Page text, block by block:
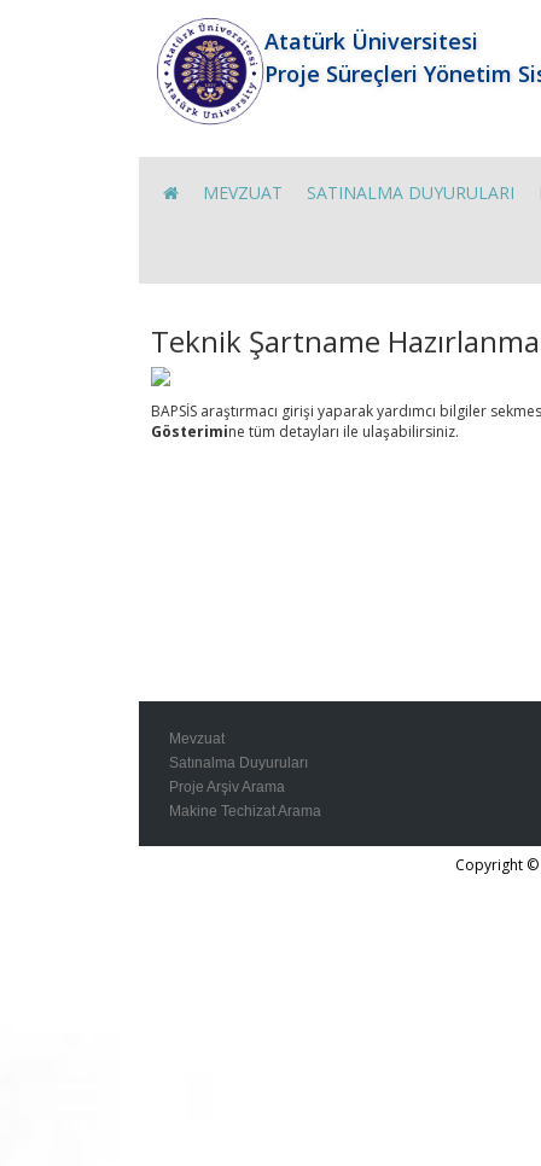
Atatürk Üniversitesi
Proje Süreçleri Yönetim
MEVZUAT SATINALMA DUYURULARI
Teknik Şartname
BAPSİS araştırmacı girişi yaparak yardımcı bilgiler
Gösterimine tüm detayları ile ulaşabilirsiniz.
Mevzuat
Satınalma Duyuruları
Proje Arşiv Arama
Makine Techizat Arama
Copyright ©